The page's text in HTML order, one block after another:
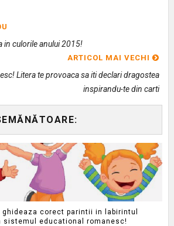
in culorile anului 2015!
ARTICOL MAI VECHI
Litera te provoaca sa iti declari dragostea
inspirandu-te din carti
ghideaza corect parintii in labirintul
educational romanesc!